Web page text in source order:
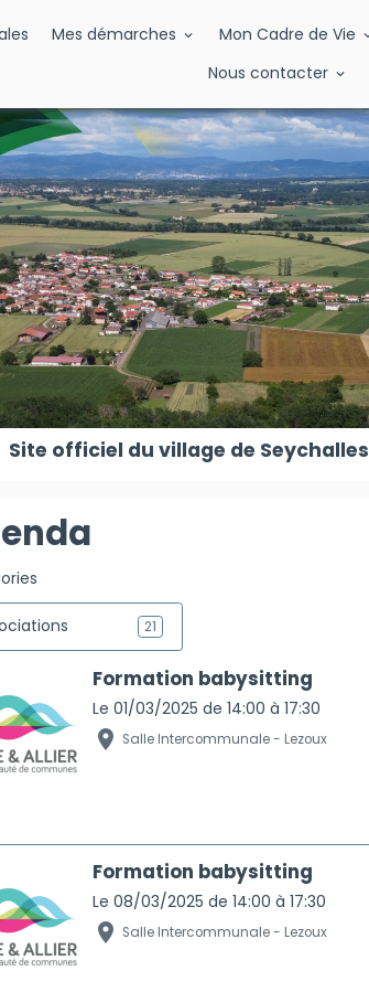
Mes démarches Mon Cadre de Vie
Nous contacter
Site officiel du village de Seychalles
21
Formation babysitting
Le 01/03/2025 de 14:00 à 17:30
Salle Intercommunale - Lezoux
Formation babysitting
Le 08/03/2025 de 14:00 à 17:30
Salle Intercommunale - Lezoux